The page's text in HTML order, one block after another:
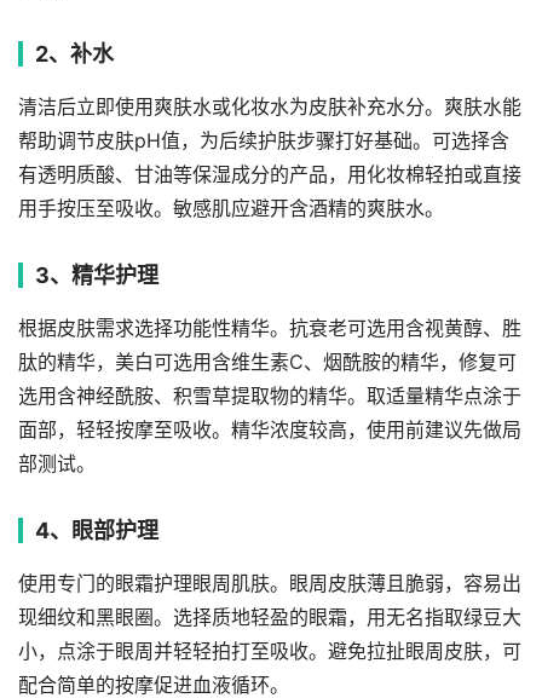
2、补水
清洁后立即使用爽肤水或化妆水为皮肤补充水分。爽肤水能
帮助调节皮肤pH值，为后续护肤步骤打好基础。可选择含
有透明质酸、甘油等保湿成分的产品，用化妆棉轻拍或直接
用手按压至吸收。敏感肌应避开含酒精的爽肤水。
3、精华护理
根据皮肤需求选择功能性精华。抗衰老可选用含视黄醇、胜
肽的精华，美白可选用含维生素C、烟酰胺的精华，修复可
选用含神经酰胺、积雪草提取物的精华。取适量精华点涂于
面部，轻轻按摩至吸收。精华浓度较高，使用前建议先做局
部测试。
4、眼部护理
使用专门的眼霜护理眼周肌肤。眼周皮肤薄且脆弱，容易出
现细纹和黑眼圈。选择质地轻盈的眼霜，用无名指取绿豆大
小，点涂于眼周并轻轻拍打至吸收。避免拉扯眼周皮肤，可
配合简单的按摩促进血液循环。